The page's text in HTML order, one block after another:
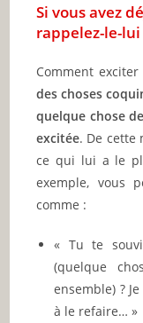
Si vous avez
rappelez-le-lui
Comment
des choses
quelque chose
excitée. De cette
ce qui lui a le
exemple, vous
comme :
« Tu te
(quelque
ensemble) ?
à le refaire… »